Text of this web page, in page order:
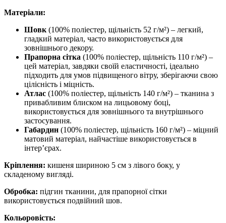
Матеріали:
Шовк(100% поліестер, щільність 52 г/м²) – легкий,
гладкий матеріал, часто використовується для
зовнішнього декору.
Прапорна сітка (100% поліестер, щільність 110 г/м²) –
цей матеріал, завдяки своїй еластичності, ідеально
підходить для умов підвищеного вітру, зберігаючи свою
цілісність і міцність.
Атлас (100% поліестер, щільність 140 г/м²) – тканина з
привабливим блиском на лицьовому боці,
використовується для зовнішнього та внутрішнього
застосування.
Габардин (100% поліестер, щільність 160 г/м²) – міцний
матовий матеріал, найчастіше використовується в
інтер’єрах.
Кріплення: кишеня шириною 5 см з лівого боку, у
складеному вигляді.
Обробка: підгин тканини, для прапорної сітки
використовується подвійний шов.
Кольоровість: